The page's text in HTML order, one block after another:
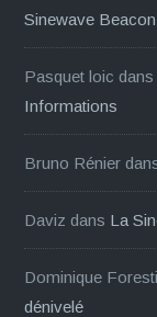
Sinewave Beacon
Pasquet loic
Informations
Bruno Rénier
Daviz dans La
Dominique
dénivelé